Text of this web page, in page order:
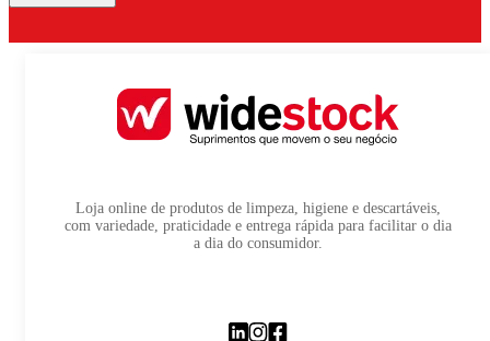
Loja online de produtos de limpeza, higiene e descartáveis,
com variedade, praticidade e entrega rápida para facilitar o dia
a dia do consumidor.